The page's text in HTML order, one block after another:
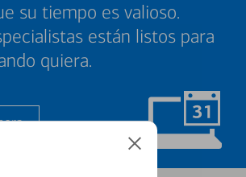
su tiempo es valioso.
están listos para
quiera.